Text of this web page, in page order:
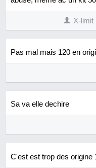
X-limit
Pas mal mais 120 en
Sa va elle dechire
C'est est trop des origine